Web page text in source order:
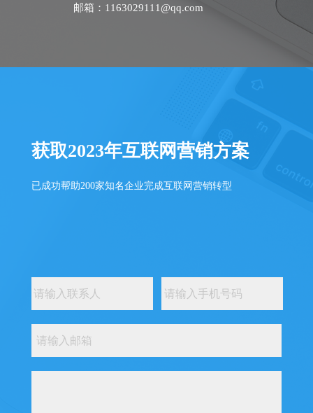
邮箱：1163029111@qq.com
获取2023年互联网营销方案
已成功帮助200家知名企业完成互联网营销转型